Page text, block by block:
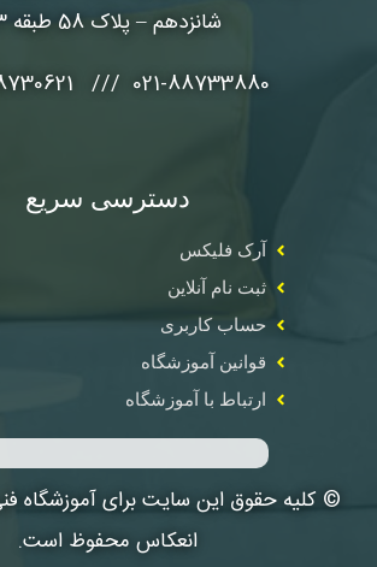
شانزدهم – پلاک 58 طبقه 3
021-88733880 /// 021-88730621
دسترسی سریع
آرک فلیکس
ثبت نام آنلاین
حساب کاربری
قوانین آموزشگاه
ارتباط با آموزشگاه
© کلیه حقوق این سایت برای آموزشگاه
انعکاس محفوظ است.